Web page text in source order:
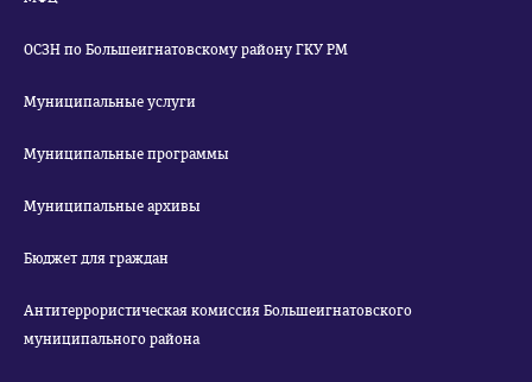
ОСЗН по Большеигнатовскому району ГКУ РМ
Муниципальные услуги
Муниципальные программы
Муниципальные архивы
Бюджет для граждан
Антитеррористическая комиссия Большеигнатовского
муниципального района